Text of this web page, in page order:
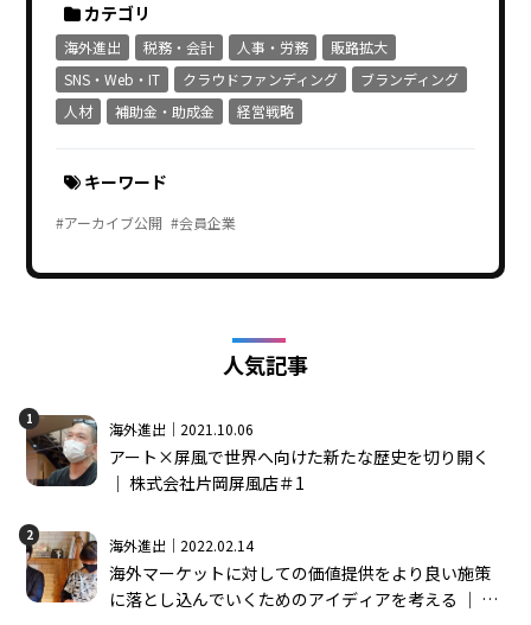
カテゴリ
海外進出 税務・会計 人事・労務
販路拡大
SNS・Web・IT
クラウドファンディング
ブランディング
人材
補助金・助成金 経営戦略
キーワード
#アーカイブ公開 #会員企業
人気記事
1
海外進出｜2021.10.06
アート×屏風で世界へ向けた新たな歴史を切り開く
│ 株式会社片岡屏風店＃1
2
海外進出｜2022.02.14
海外マーケットに対しての価値提供をより良い施策
に落とし込んでいくためのアイディアを考える │ 株